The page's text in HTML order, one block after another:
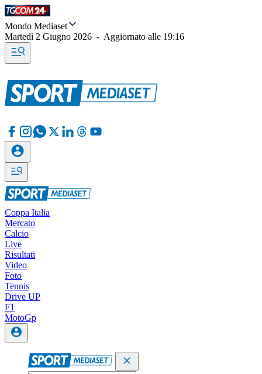
Mondo Mediaset
Martedì 2 Giugno 2026 - Aggiornato alle 19:16
Coppa Italia
Mercato
Calcio
Live
Risultati
Video
Foto
Tennis
Drive UP
F1
MotoGp